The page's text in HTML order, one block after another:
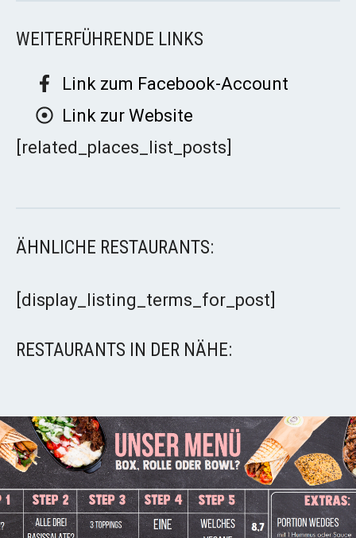
WEITERFÜHRENDE LINKS
Link zum Facebook-Account
Link zur Website
[related_places_list_posts]
ÄHNLICHE RESTAURANTS:
[display_listing_terms_for_post]
RESTAURANTS IN DER NÄHE: